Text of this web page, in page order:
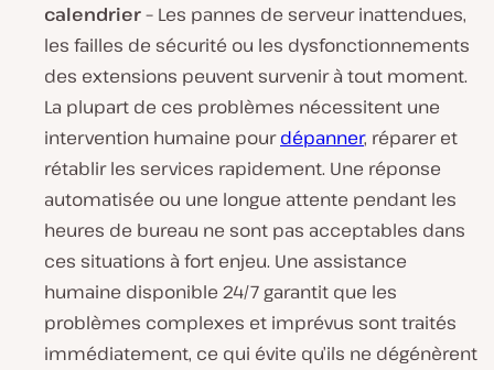
calendrier– Les pannes de serveur inattendues,
les failles de sécurité ou les dysfonctionnements
des extensions peuvent survenir à tout moment.
La plupart de ces problèmes nécessitent une
intervention humaine pourdépanner, réparer et
rétablir les services rapidement. Une réponse
automatisée ou une longue attente pendant les
heures de bureau ne sont pas acceptables dans
ces situations à fort enjeu. Une assistance
humaine disponible 24/7 garantit que les
problèmes complexes et imprévus sont traités
immédiatement, ce qui évite qu’ils ne dégénèrent